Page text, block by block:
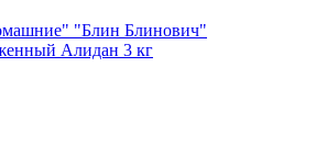
"Блин Блинович"
Алидан 3 кг